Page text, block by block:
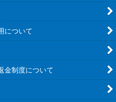
について
金制度について